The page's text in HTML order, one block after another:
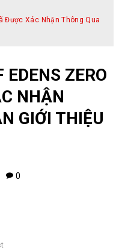
Được Xác Nhận Thông Qua
NHẬN
GIỚI THIỆU
0